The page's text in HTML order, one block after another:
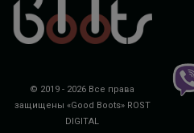
© 2019 - 2026 Все права
защищены «Good Boots» ROST
DIGITAL